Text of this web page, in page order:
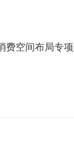
空间布局专